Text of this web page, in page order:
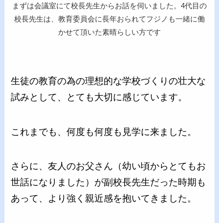
まずは会議室にて校長先生からお話を伺いました。4代目の
校長先生は、教育委員会に長年おられてフジノも一緒に働
かせて頂いた素晴らしい方です
生徒の教育の為の理想的な学校づくりの壮大な
試みとして、とても大切に感じています。
これまでも、何度も何度も見学に来ました。
さらに、友人のお父さん（幼い頃からとてもお
世話になりました）が副校長先生だった時期も
あって、より強く親近感を抱いてきました。